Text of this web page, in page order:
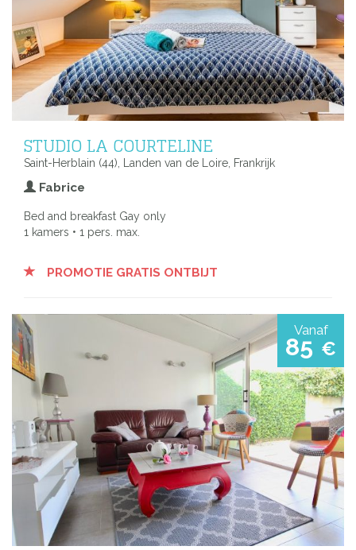
STUDIO LA COURTELINE
Saint-Herblain (44), Landen van de Loire, Frankrijk
Fabrice
Bed and breakfast Gay only
1 kamers • 1 pers. max.
PROMOTIE GRATIS ONTBIJT
Vanaf
85 €